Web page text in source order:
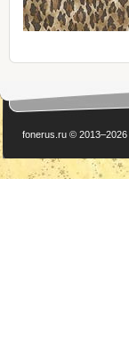
fonerus.ru © 2013–2026